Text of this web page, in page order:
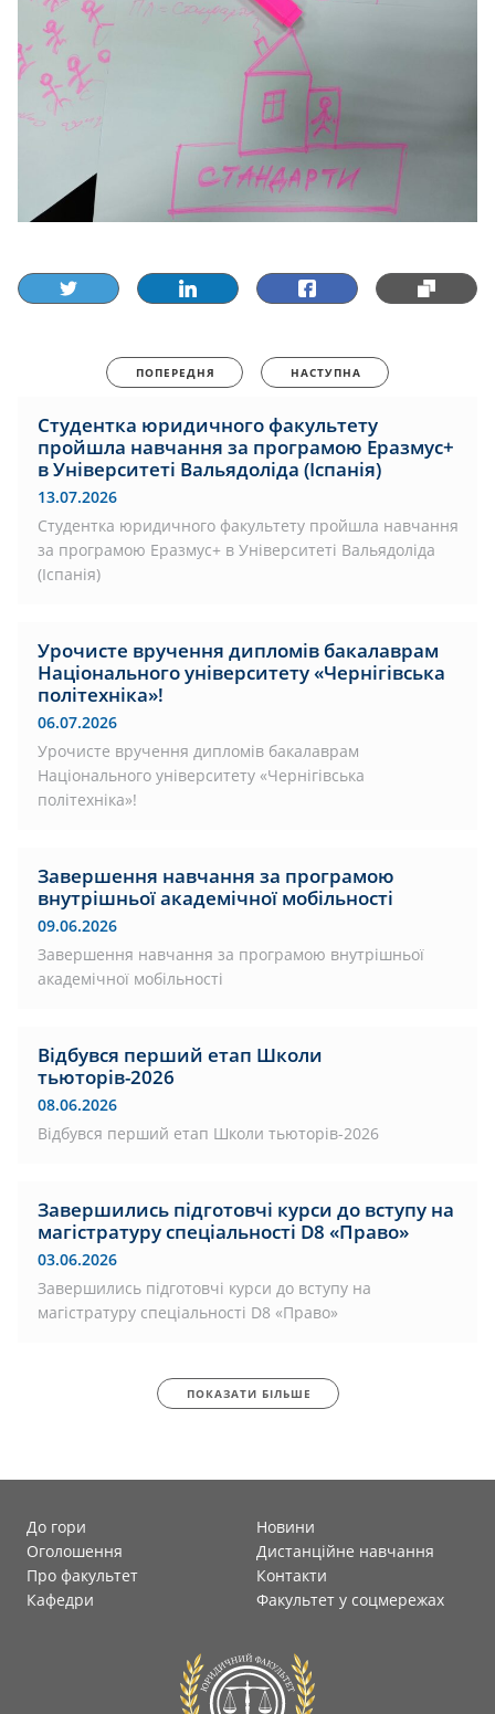
ПОПЕРЕДНЯ НАСТУПНА
Студентка юридичного факультету
пройшла навчання за програмою Еразмус+
в Університеті Вальядоліда (Іспанія)
13.07.2026
Студентка юридичного факультету пройшла навчання
за програмою Еразмус+ в Університеті Вальядоліда
(Іспанія)
Урочисте вручення дипломів бакалаврам
Національного університету «Чернігівська
політехніка»!
06.07.2026
Урочисте вручення дипломів бакалаврам
Національного університету «Чернігівська
політехніка»!
Завершення навчання за програмою
внутрішньої академічної мобільності
09.06.2026
Завершення навчання за програмою внутрішньої
академічної мобільності
Відбувся перший етап Школи
тьюторів-2026
08.06.2026
Відбувся перший етап Школи тьюторів-2026
Завершились підготовчі курси до вступу на
магістратуру спеціальності D8 «Право»
03.06.2026
Завершились підготовчі курси до вступу на
магістратуру спеціальності D8 «Право»
ПОКАЗАТИ БІЛЬШЕ
До гори
Новини
Оголошення
Дистанційне навчання
Про факультет
Контакти
Кафедри
Факультет у соцмережах